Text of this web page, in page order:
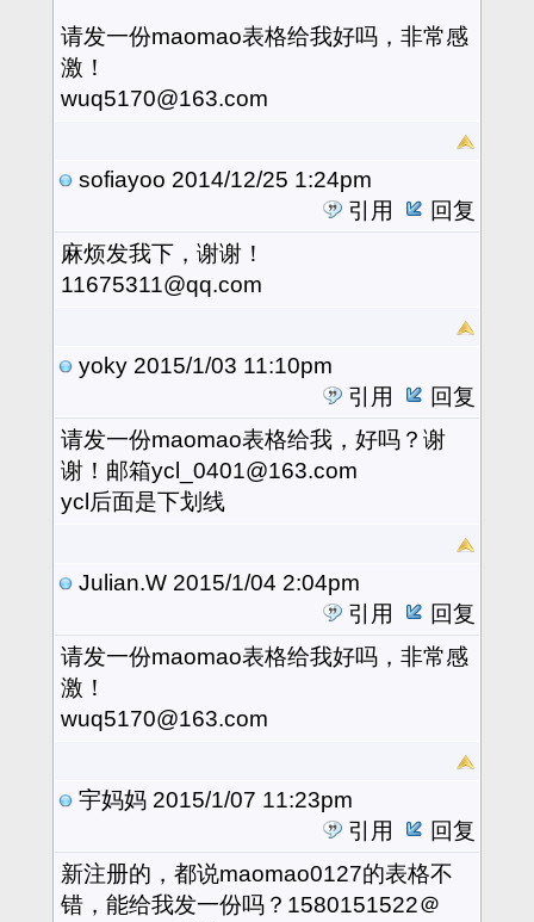
请发一份maomao表格给我好吗，非常感
激！
wuq5170@163.com
sofiayoo 2014/12/25 1:24pm
引用
回复
麻烦发我下，谢谢！
11675311@qq.com
yoky 2015/1/03 11:10pm
引用
回复
请发一份maomao表格给我，好吗？谢
谢！邮箱ycl_0401@163.com
ycl后面是下划线
Julian.W 2015/1/04 2:04pm
引用
回复
请发一份maomao表格给我好吗，非常感
激！
wuq5170@163.com
宇妈妈 2015/1/07 11:23pm
引用
回复
新注册的，都说maomao0127的表格不
错，能给我发一份吗？1580151522＠